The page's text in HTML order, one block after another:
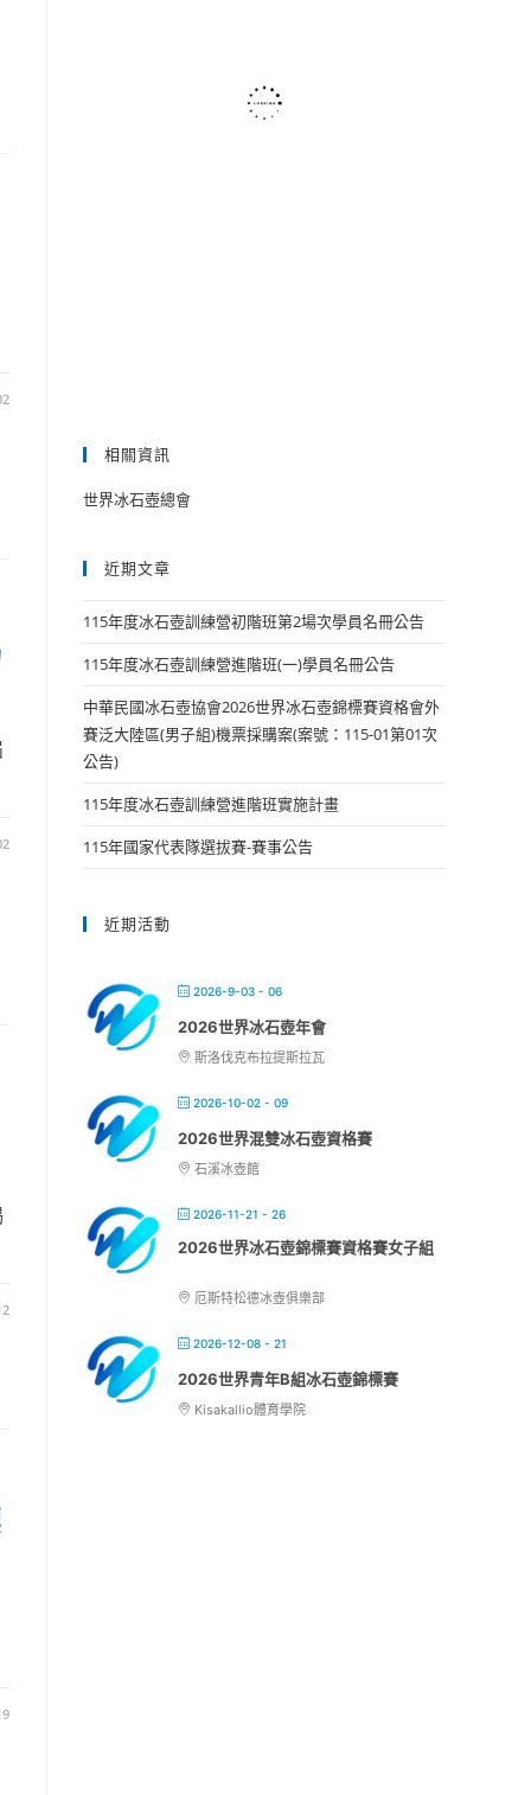
相關資訊
世界冰石壺總會
近期文章
115年度冰石壺訓練營初階班第2場次學員名冊公告
115年度冰石壺訓練營進階班(一)學員名冊公告
中華民國冰石壺協會2026世界冰石壺錦標賽資格會外
賽泛大陸區(男子組)機票採購案(案號：115-01第01次
公告)
115年度冰石壺訓練營進階班實施計畫
115年國家代表隊選拔賽-賽事公告
近期活動
2026-9-03 - 06
2026世界冰石壺年會
斯洛伐克布拉提斯拉瓦
2026-10-02 - 09
2026世界混雙冰石壺資格賽
石溪冰壺館
2026-11-21 - 26
2026世界冰石壺錦標賽資格賽女子組
厄斯特松德冰壺俱樂部
2026-12-08 - 21
2026世界青年B組冰石壺錦標賽
Kisakallio體育學院